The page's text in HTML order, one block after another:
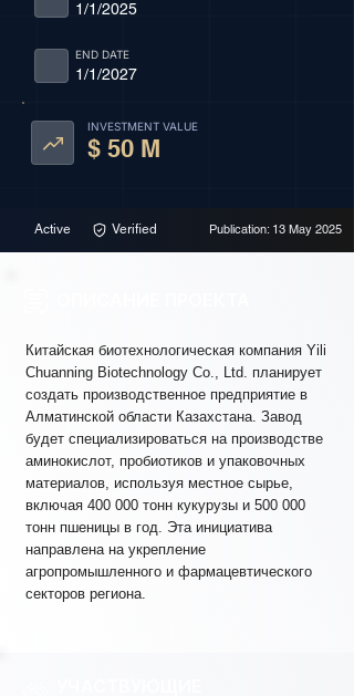
1/1/2025
1/1/2027
END DATE
INVESTMENT VALUE
$ 50 M
Active Verified Publication: 13 May 2025
Китайская биотехнологическая компания Yili
Chuanning Biotechnology Co., Ltd. планирует
создать производственное предприятие в
Алматинской области Казахстана. Завод
будет специализироваться на производстве
аминокислот, пробиотиков и упаковочных
материалов, используя местное сырье,
включая 400 000 тонн кукурузы и 500 000
тонн пшеницы в год. Эта инициатива
направлена на укрепление
агропромышленного и фармацевтического
секторов региона.